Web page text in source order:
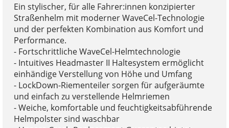
Ein stylischer, für alle Fahrer:innen konzipierter
Straßenhelm mit moderner WaveCel-Technologie
und der perfekten Kombination aus Komfort und
Performance.
- Fortschrittliche WaveCel-Helmtechnologie
- Intuitives Headmaster II Haltesystem ermöglicht
einhändige Verstellung von Höhe und Umfang
- LockDown-Riementeiler sorgen für aufgeräumte
und einfach zu verstellende Helmriemen
- Weiche, komfortable und feuchtigkeitsabführende
Helmpolster sind waschbar